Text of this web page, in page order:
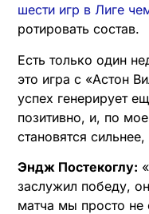
шести игр в Лиге
ротировать состав.
Есть только один
это игра с «Астон
успех генерирует
позитивно, и, по
становятся
Эндж Постекоглу:
заслужил победу,
матча мы просто не